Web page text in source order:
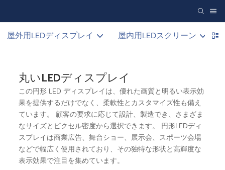
屋外用LEDディスプレイ 屋内用LEDスクリーン
丸いLEDディスプレイ
この円形 LED ディスプレイは、優れた画質と明るい表示効
果を提供するだけでなく、柔軟性とカスタマイズ性も備え
ています。 顧客の要求に応じて設計、製造でき、さまざま
なサイズとピクセル密度から選択できます。 円形LEDディ
スプレイは商業広告、舞台ショー、展示会、スポーツ会場
などで幅広く使用されており、その独特な形状と高輝度な
表示効果で注目を集めています。